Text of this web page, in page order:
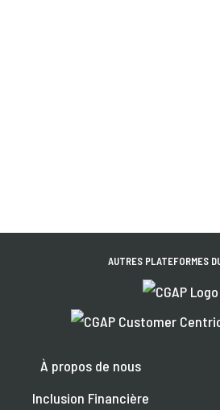
AUTRES PLATEFORMES
À propos de nous
Inclusion Financière